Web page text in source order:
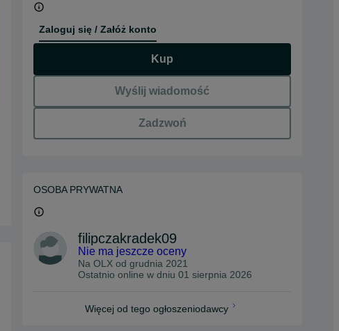
Zaloguj się / Załóż konto
Kup
Wyślij wiadomość
Zadzwoń
OSOBA PRYWATNA
filipczakradek09
Nie ma jeszcze oceny
Na OLX od grudnia 2021
Ostatnio online w dniu 01 sierpnia 2026
Więcej od tego ogłoszeniodawcy